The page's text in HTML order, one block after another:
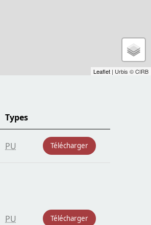
Leaflet | Urbis © CIRB
Types
PU Télécharger
PU Télécharger